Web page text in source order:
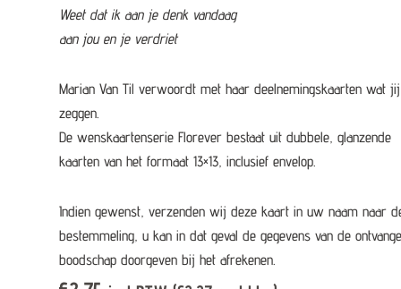
Weet dat ik aan je denk vandaag
aan jou en je verdriet
Marian Van Til verwoordt met haar deelnemingskaarten wat
zeggen.
De wenskaartenserie Florever bestaat uit dubbele, glanzende
kaarten van het formaat 13×13, inclusief envelop.
Indien gewenst, verzenden wij deze kaart in uw naam naar
bestemmeling, u kan in dat geval de gegevens van de
boodschap doorgeven bij het afrekenen.